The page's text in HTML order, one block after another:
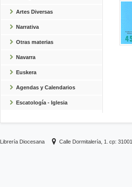
Artes Diversas
Narrativa
Otras materias
Navarra
Euskera
Agendas y Calendarios
Escatología - Iglesia
Librería Diocesana Calle Dormitalería, 1. cp: 31001